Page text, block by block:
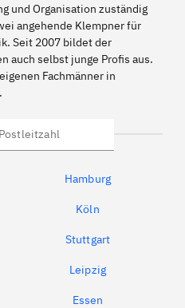
und Organisation zuständig
angehende Klempner für
Seit 2007 bildet der
auch selbst junge Profis aus.
Fachmänner in
Hamburg
Köln
Stuttgart
Leipzig
Essen